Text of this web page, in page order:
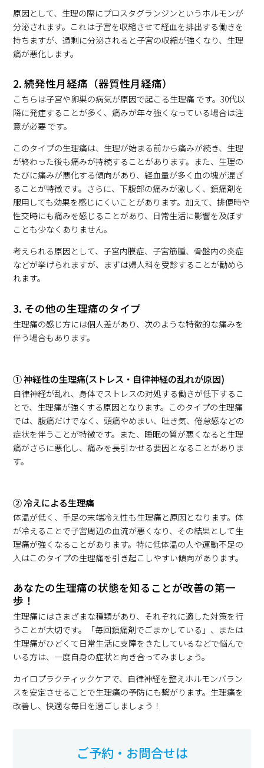
原因として、生理の際にプロスタグランジンというホルモンが
分泌されます。これは子宮を収縮させて経血を排出する働きを
持ちますが、過剰に分泌されると子宮の収縮が強くなり、生理
痛が悪化します。
2. 続発性月経痛（器質性月経痛）
こちらは子宮や卵巣の病気が原因で起こる生理痛 です。30代以
降に発症することが多く、痛みが年々強くなっている場合は注
意が必要 です。
このタイプの生理痛は、生理が始まる前から痛みが続き、生理
が終わった後も痛みが持続することがあります。また、生理の
たびに痛みが悪化する傾向があり、経血量が多く血の塊が混ざ
ることが特徴です。さらに、下腹部の痛みが激しく、鎮痛剤を
服用しても効果を感じにくいことがあります。加えて、排便時や
性交時にも痛みを感じることがあり、日常生活に影響を及ぼす
ことも少なくありません。
考えられる原因として、子宮内膜症、子宮筋腫、骨盤内の炎症
などが挙げられますが、まずは婦人科を受診することが勧めら
れます。
3. その他の生理痛のタイプ
生理痛の感じ方には個人差があり、次のような特徴的な痛みを
伴う場合もあります。
① 神経性の生理痛(ストレス・自律神経の乱れが原因)
自律神経が乱れ、身体でストレスの対処する働きが低下するこ
とで、生理痛が強くする原因となります。このタイプの生理痛
では、腹痛だけでなく、頭痛やめまい、吐き気、倦怠感などの
症状を伴うことが特徴です。また、睡眠の質が悪くなると生理
痛がさらに悪化し、痛みを長引かせる要因となることがありま
す。
② 冷えによる生理痛
体温が低く、手足の末端冷え性も生理痛と原因となります。体
が冷えることで子宮周辺の血流が悪くなり、その結果として生
理痛が強くなることがあります。特に低体温の人や運動不足の
人はこのタイプの生理痛を引き起こしやすい傾向があります。
あなたの生理痛の状態を知ることが改善の第一
歩！
生理痛にはさまざまな種類があり、それぞれに適した対策を行
うことが大切です。「毎回鎮痛剤でごまかしている」、または
生理痛がひどくて日常生活に支障をきたしているなどで悩んで
いる方は、一度自身の症状と向き合ってみましょう。
カイロプラクティックケアで、自律神経を整えホルモンバラン
スを安定させることで生理痛の予防にも繋がります。生理痛を
改善し、快適な毎日を過ごしましょう！
ご予約・お問合せは